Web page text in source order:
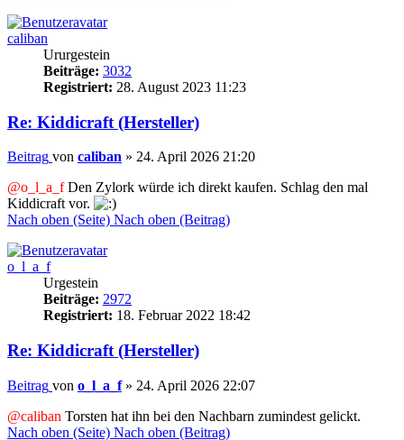
caliban
Ururgestein
Beiträge: 3032
Registriert: 28. August 2023 11:23
Re: Kiddicraft (Hersteller)
Beitrag von caliban » 24. April 2026 21:20
@o_l_a_fDen Zylork würde ich direkt kaufen. Schlag den mal
Kiddicraft vor.
Nach oben (Seite) Nach oben (Beitrag)
o_l_a_f
Urgestein
Beiträge: 2972
Registriert: 18. Februar 2022 18:42
Re: Kiddicraft (Hersteller)
Beitrag von o_l_a_f» 24. April 2026 22:07
@caliban Torsten hat ihn bei den Nachbarn zumindest gelickt.
Nach oben (Seite) Nach oben (Beitrag)